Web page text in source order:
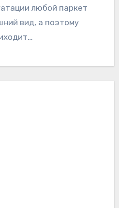
любой паркет
вид, а поэтому